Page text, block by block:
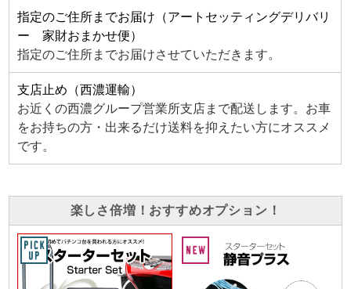
指定のご住所までお届け（アートセッティングデリバリ
ー 家財おまかせ便）
指定のご住所までお届けさせていただきます。
支店止め（西濃運輸）
お近くの西濃グループ営業所支店まで配送します。お車
をお持ちの方・出来るだけ送料を抑えたい方にオススメ
です。
楽しさ倍増！おすすめオプション！